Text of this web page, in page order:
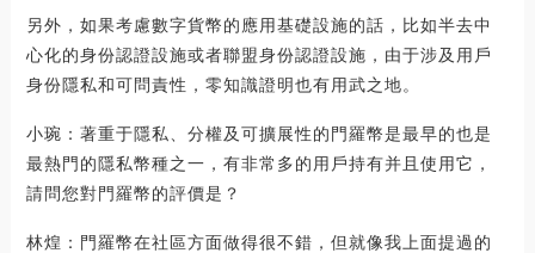
另外，如果考慮數字貨幣的應用基礎設施的話，比如半去中
心化的身份認證設施或者聯盟身份認證設施，由于涉及用戶
身份隱私和可問責性，零知識證明也有用武之地。
小琬：著重于隱私、分權及可擴展性的門羅幣是最早的也是
最熱門的隱私幣種之一，有非常多的用戶持有并且使用它，
請問您對門羅幣的評價是？
林煌：門羅幣在社區方面做得很不錯，但就像我上面提過的